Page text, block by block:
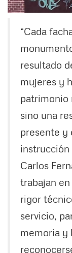
“Cada
resultado
mujeres y
patrimonio
sino una
presente y
instrucción
Carlos
trabajan
rigor
servicio,
memoria y